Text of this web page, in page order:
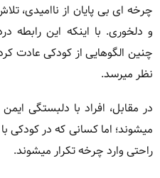
چرخه ای بی پایان از
و دلخوری. با اینکه این رابطه
چنین الگوهایی از کودکی عادت
نظر میرسد.
در مقابل، افراد با دلبستگی
میشوند؛ اما کسانی که در کودکی
راحتی وارد چرخه تکرار میشوند.